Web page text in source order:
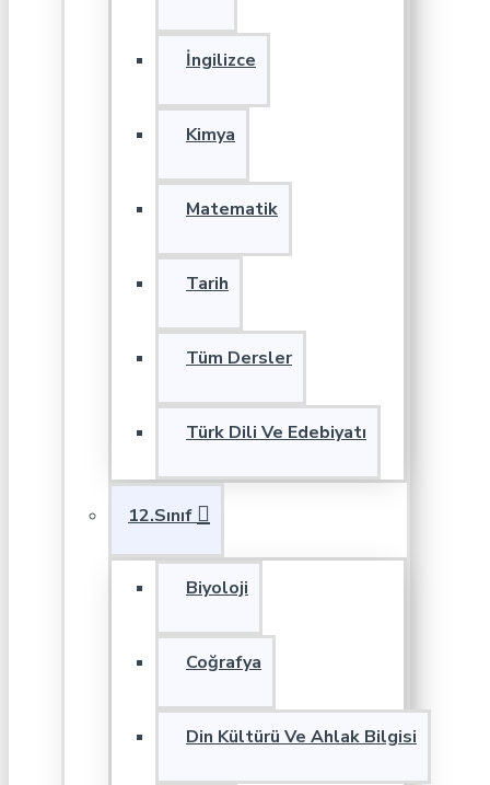
İngilizce
Kimya
Matematik
Tarih
Tüm Dersler
Türk Dili Ve Edebiyatı
12.Sınıf
Biyoloji
Coğrafya
Din Kültürü Ve Ahlak Bilgisi